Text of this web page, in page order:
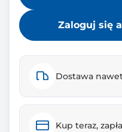
Zaloguj się
Dostawa
Kup teraz,